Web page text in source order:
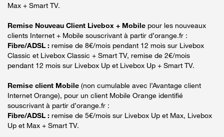
Max + Smart TV.
Remise Nouveau Client Livebox + Mobile pour les nouveaux
clients Internet + Mobile souscrivant à partir d’orange.fr :
Fibre/ADSL : remise de 8€/mois pendant 12 mois sur Livebox
Classic et Livebox Classic + Smart TV, remise de 2€/mois
pendant 12 mois sur Livebox Up et Livebox Up + Smart TV.
Remise client Mobile (non cumulable avec l’Avantage client
Internet Orange), pour un client Mobile Orange identifié
souscrivant à partir d’orange.fr :
Fibre/ADSL : remise de 5€/mois sur Livebox Up et Max, Livebox
Up et Max + Smart TV.